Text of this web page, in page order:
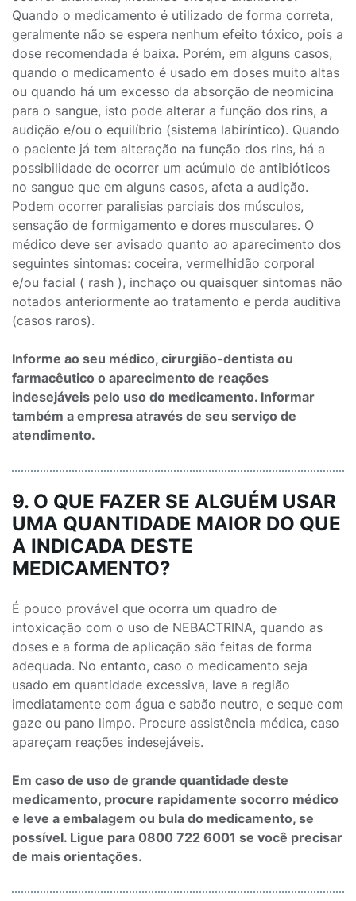
Quando o medicamento é utilizado de forma correta,
geralmente não se espera nenhum efeito tóxico, pois a
dose recomendada é baixa. Porém, em alguns casos,
quando o medicamento é usado em doses muito altas
ou quando há um excesso da absorção de neomicina
para o sangue, isto pode alterar a função dos rins, a
audição e/ou o equilíbrio (sistema labiríntico). Quando
o paciente já tem alteração na função dos rins, há a
possibilidade de ocorrer um acúmulo de antibióticos
no sangue que em alguns casos, afeta a audição.
Podem ocorrer paralisias parciais dos músculos,
sensação de formigamento e dores musculares. O
médico deve ser avisado quanto ao aparecimento dos
seguintes sintomas: coceira, vermelhidão corporal
e/ou facial ( rash ), inchaço ou quaisquer sintomas não
notados anteriormente ao tratamento e perda auditiva
(casos raros).
Informe ao seu médico, cirurgião-dentista ou
farmacêutico o aparecimento de reações
indesejáveis pelo uso do medicamento. Informar
também a empresa através de seu serviço de
atendimento.
9. O QUE FAZER SE ALGUÉM USAR
UMA QUANTIDADE MAIOR DO QUE
A INDICADA DESTE
MEDICAMENTO?
É pouco provável que ocorra um quadro de
intoxicação com o uso de NEBACTRINA, quando as
doses e a forma de aplicação são feitas de forma
adequada. No entanto, caso o medicamento seja
usado em quantidade excessiva, lave a região
imediatamente com água e sabão neutro, e seque com
gaze ou pano limpo. Procure assistência médica, caso
apareçam reações indesejáveis.
Em caso de uso de grande quantidade deste
medicamento, procure rapidamente socorro médico
e leve a embalagem ou bula do medicamento, se
possível. Ligue para 0800 722 6001 se você precisar
de mais orientações.